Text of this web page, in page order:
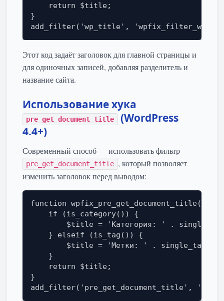
    return $title;
}
add_filter('wp_title',
Этот код задаёт заголовок для главной страницы и
для одиночных записей, добавляя разделитель и
название сайта.
Использование хука
pre_get_document_title (WordPress
4.4+)
Современный способ — использовать фильтр
pre_get_document_title , который позволяет
изменить заголовок перед выводом:
function
    if (is_category()) {
$title = 'Категория: ' .
    } elseif (is_tag()) {
$title = 'Метки: ' .
    }
    return $title;
}
add_filter('pre_get_document_title',